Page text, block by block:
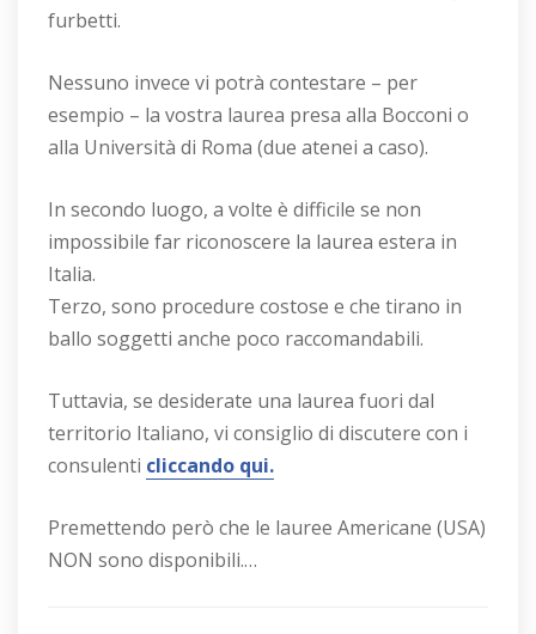
furbetti.
Nessuno invece vi potrà contestare – per
esempio – la vostra laurea presa alla Bocconi o
alla Università di Roma (due atenei a caso).
In secondo luogo, a volte è difficile se non
impossibile far riconoscere la laurea estera in
Italia.
Terzo, sono procedure costose e che tirano in
ballo soggetti anche poco raccomandabili.
Tuttavia, se desiderate una laurea fuori dal
territorio Italiano, vi consiglio di discutere con i
consulenti cliccando qui.
Premettendo però che le lauree Americane (USA)
NON sono disponibili.…